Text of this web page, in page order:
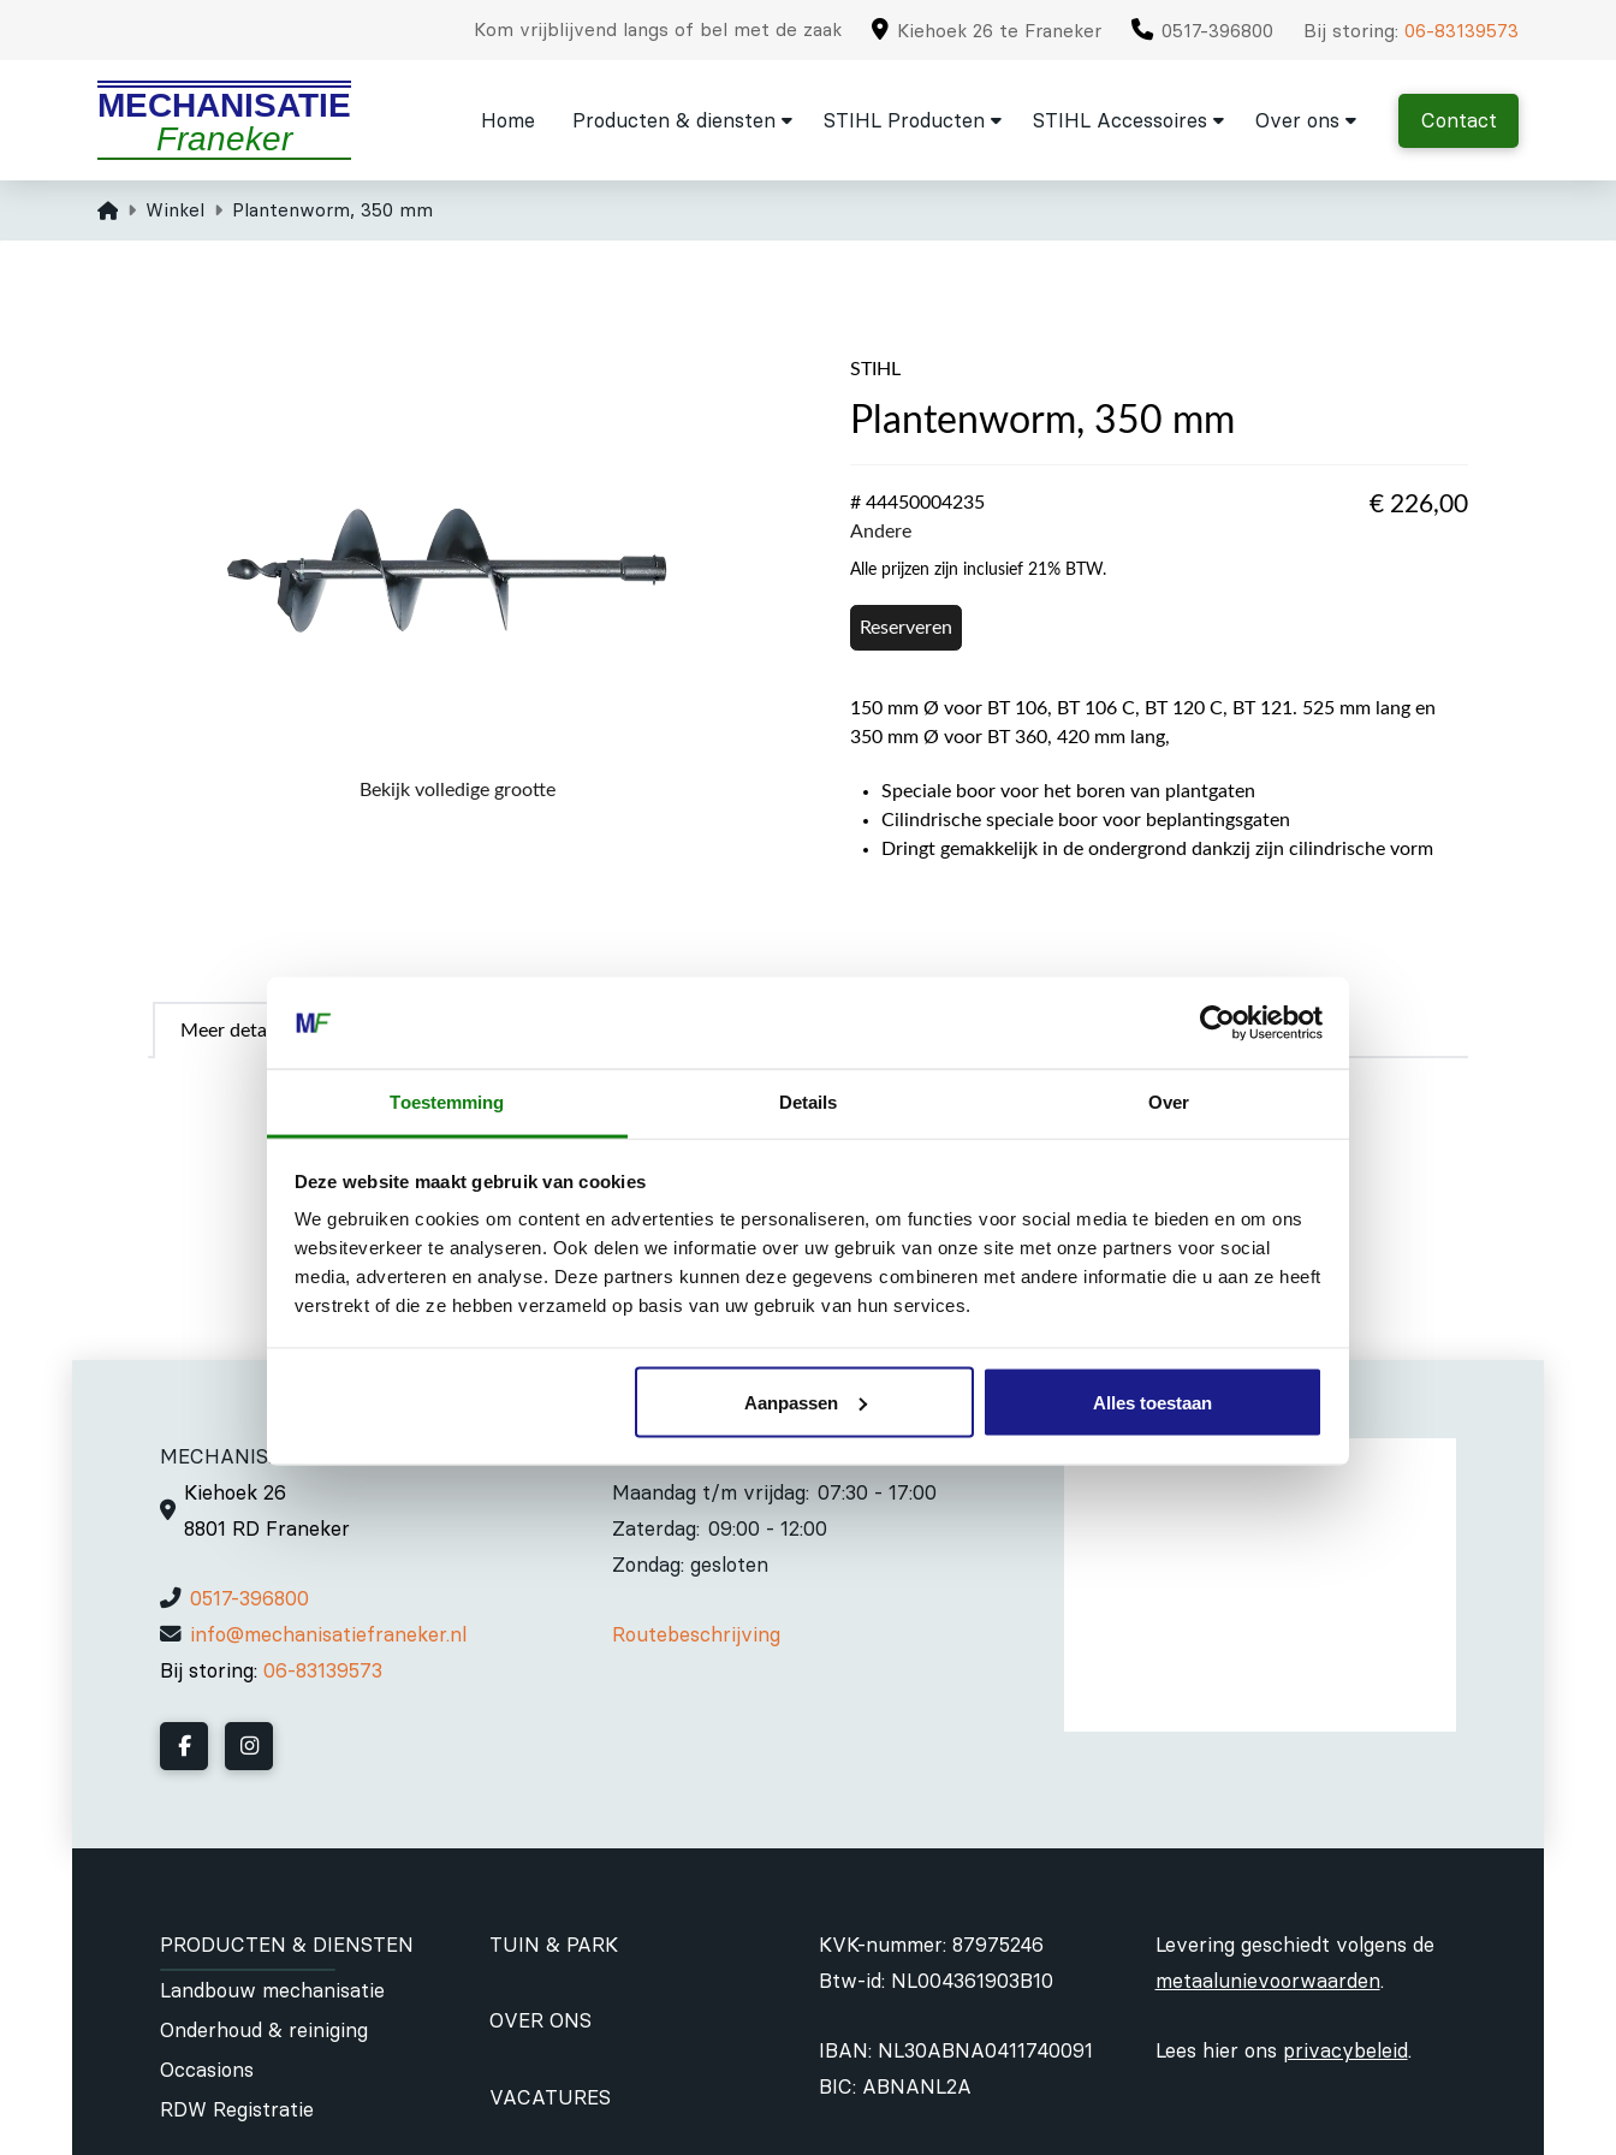
Toestemming Details Over
Deze website maakt gebruik van cookies
We gebruiken cookies om content en advertenties te personaliseren, om functies voor social media te bieden en om ons
websiteverkeer te analyseren. Ook delen we informatie over uw gebruik van onze site met onze partners voor social
media, adverteren en analyse. Deze partners kunnen deze gegevens combineren met andere informatie die u aan ze heeft
verstrekt of die ze hebben verzameld op basis van uw gebruik van hun services.
Aanpassen Alles toestaan
Kom vrijblijvend langs of bel met de zaak Kiehoek 26 te Franeker 0517-396800 Bij storing:06-83139573
MECHANISATIE
Franeker
Home Producten & diensten STIHL Producten STIHL Accessoires Over ons Contact
HomeWinkel Plantenworm, 350 mm
Bekijk volledige grootte
STIHL
Plantenworm, 350 mm
# 44450004235
Andere
€ 226,00
Alle prijzen zijn inclusief 21% BTW.
Reserveren
150 mm Ø voor BT 106, BT 106 C, BT 120 C, BT 121. 525 mm lang en
350 mm Ø voor BT 360, 420 mm lang,
Speciale boor voor het boren van plantgaten
Cilindrische speciale boor voor beplantingsgaten
Dringt gemakkelijk in de ondergrond dankzij zijn cilindrische vorm
Meer details
150 mm Ø voor BT 106, BT 106 C, BT 120 C, BT 121. 525 mm lang en 350 mm Ø voor BT
360, 420 mm lang,
Inhoud door
MECHANISATIE FRANEKER
Kiehoek 26
8801 RD Franeker
0517-396800
info@mechanisatiefraneker.nl
Bij storing:06-83139573
Maandag t/m vrijdag: 07:30 - 17:00
Zaterdag: 09:00 - 12:00
Zondag: gesloten
Routebeschrijving
PRODUCTEN & DIENSTEN
Landbouw mechanisatie
Onderhoud & reiniging
Occasions
RDW Registratie
TUIN & PARK
OVER ONS
VACATURES
KVK-nummer: 87975246
Btw-id: NL004361903B10
IBAN: NL30ABNA0411740091
BIC: ABNANL2A
Levering geschiedt volgens de
metaalunievoorwaarden.
Lees hier ons privacybeleid.